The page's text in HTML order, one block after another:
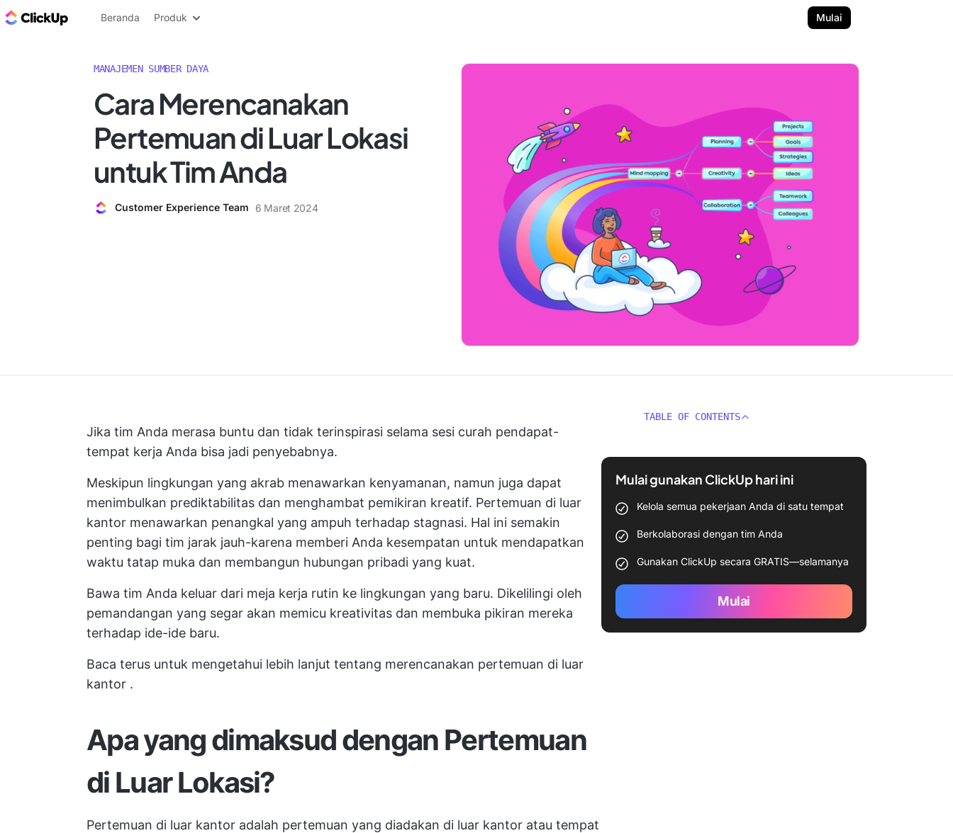
Blog ClickUp
Beranda Produk Mulai
MANAJEMEN SUMBER DAYA
Cara Merencanakan
Pertemuan di Luar Lokasi
untuk Tim Anda
Customer Experience Team 6 Maret 2024
Jika tim Anda merasa buntu dan tidak terinspirasi selama sesi curah pendapat-
tempat kerja Anda bisa jadi penyebabnya.
Meskipun lingkungan yang akrab menawarkan kenyamanan, namun juga dapat
menimbulkan prediktabilitas dan menghambat pemikiran kreatif. Pertemuan di luar
kantor menawarkan penangkal yang ampuh terhadap stagnasi. Hal ini semakin
penting bagi tim jarak jauh-karena memberi Anda kesempatan untuk mendapatkan
waktu tatap muka dan membangun hubungan pribadi yang kuat.
Bawa tim Anda keluar dari meja kerja rutin ke lingkungan yang baru. Dikelilingi oleh
pemandangan yang segar akan memicu kreativitas dan membuka pikiran mereka
terhadap ide-ide baru.
Baca terus untuk mengetahui lebih lanjut tentang merencanakan pertemuan di luar
kantor .
Apa yang dimaksud dengan Pertemuan
di Luar Lokasi?
Pertemuan di luar kantor adalah pertemuan yang diadakan di luar kantor atau tempat
TABLE OF CONTENTS
Mulai gunakan ClickUp hari ini
Kelola semua pekerjaan Anda di satu tempat
Berkolaborasi dengan tim Anda
Gunakan ClickUp secara GRATIS—selamanya
Mulai